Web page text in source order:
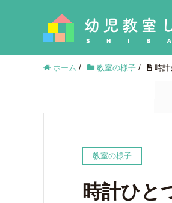
ホーム / 教室の様子 / 時計
教室の様子
時計ひと